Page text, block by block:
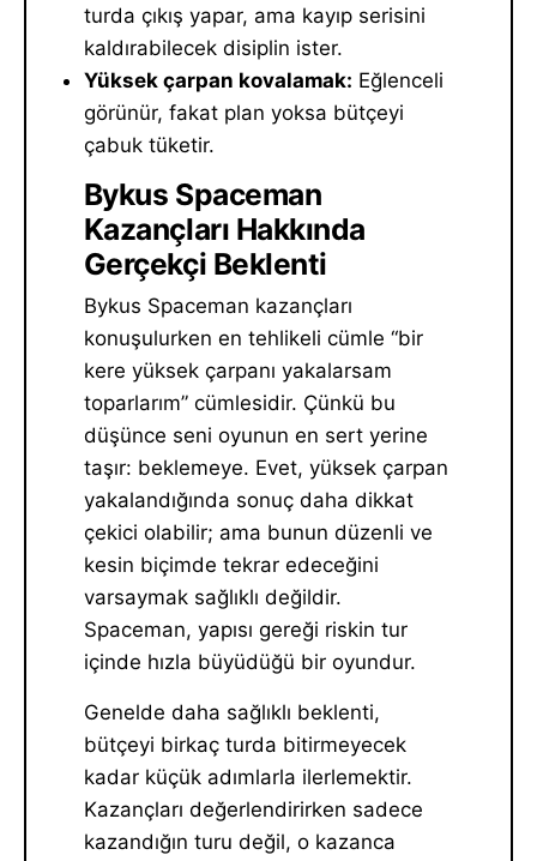
turda çıkış yapar, ama kayıp serisini
kaldırabilecek disiplin ister.
Yüksek çarpan kovalamak: Eğlenceli
görünür, fakat plan yoksa bütçeyi
çabuk tüketir.
Bykus Spaceman
Kazançları Hakkında
Gerçekçi Beklenti
Bykus Spaceman kazançları
konuşulurken en tehlikeli cümle “bir
kere yüksek çarpanı yakalarsam
toparlarım” cümlesidir. Çünkü bu
düşünce seni oyunun en sert yerine
taşır: beklemeye. Evet, yüksek çarpan
yakalandığında sonuç daha dikkat
çekici olabilir; ama bunun düzenli ve
kesin biçimde tekrar edeceğini
varsaymak sağlıklı değildir.
Spaceman, yapısı gereği riskin tur
içinde hızla büyüdüğü bir oyundur.
Genelde daha sağlıklı beklenti,
bütçeyi birkaç turda bitirmeyecek
kadar küçük adımlarla ilerlemektir.
Kazançları değerlendirirken sadece
kazandığın turu değil, o kazanca